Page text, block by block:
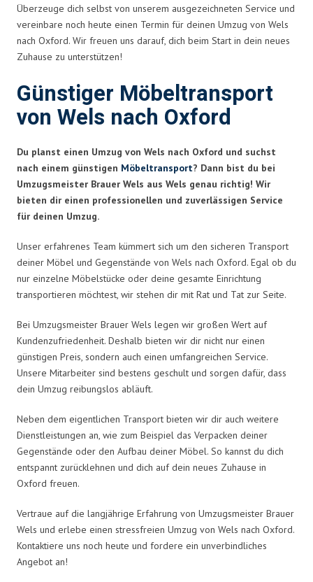
Überzeuge dich selbst von unserem ausgezeichneten Service und
vereinbare noch heute einen Termin für deinen Umzug von Wels
nach Oxford. Wir freuen uns darauf, dich beim Start in dein neues
Zuhause zu unterstützen!
Günstiger Möbeltransport
von Wels nach Oxford
Du planst einen Umzug von Wels nach Oxford und suchst
nach einem günstigen Möbeltransport? Dann bist du bei
Umzugsmeister Brauer Wels aus Wels genau richtig! Wir
bieten dir einen professionellen und zuverlässigen Service
für deinen Umzug.
Unser erfahrenes Team kümmert sich um den sicheren Transport
deiner Möbel und Gegenstände von Wels nach Oxford. Egal ob du
nur einzelne Möbelstücke oder deine gesamte Einrichtung
transportieren möchtest, wir stehen dir mit Rat und Tat zur Seite.
Bei Umzugsmeister Brauer Wels legen wir großen Wert auf
Kundenzufriedenheit. Deshalb bieten wir dir nicht nur einen
günstigen Preis, sondern auch einen umfangreichen Service.
Unsere Mitarbeiter sind bestens geschult und sorgen dafür, dass
dein Umzug reibungslos abläuft.
Neben dem eigentlichen Transport bieten wir dir auch weitere
Dienstleistungen an, wie zum Beispiel das Verpacken deiner
Gegenstände oder den Aufbau deiner Möbel. So kannst du dich
entspannt zurücklehnen und dich auf dein neues Zuhause in
Oxford freuen.
Vertraue auf die langjährige Erfahrung von Umzugsmeister Brauer
Wels und erlebe einen stressfreien Umzug von Wels nach Oxford.
Kontaktiere uns noch heute und fordere ein unverbindliches
Angebot an!